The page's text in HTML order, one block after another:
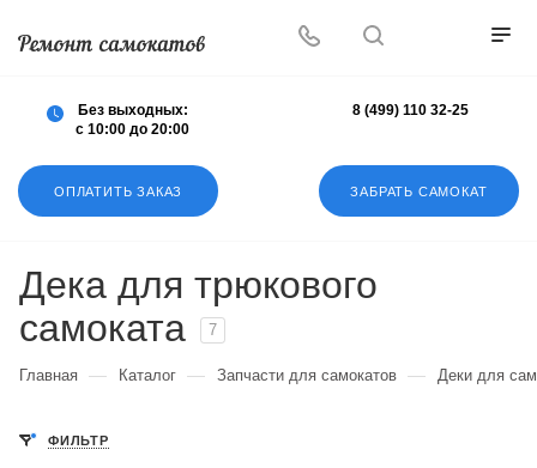
ОПЛАТИТЬ ЗАКАЗ ЗАБРАТЬ САМОКАТ
Без выходных:
с 10:00 до 20:00
8 (499) 110 32-25
Дека для трюкового
самоката
7
Главная — Каталог — Запчасти для самокатов — Деки для
ФИЛЬТР